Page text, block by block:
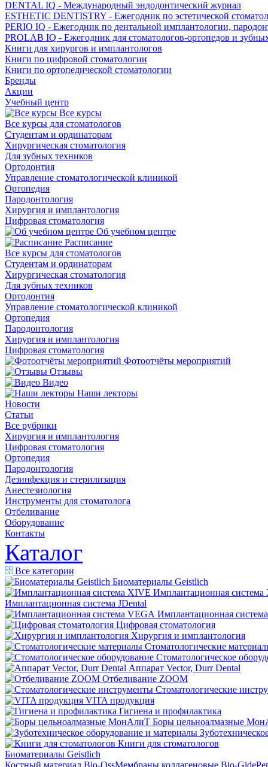
DENTAL IQ - Международный эндодонтический журнал
ESTHETIC DENTISTRY - Ежегодник по эстетической
PERIO IQ - Ежегодник по дентальной имплантологии,
PROLAB IQ - Ежегодник для стоматологов-ортопедов и
Книги для хирургов и имплантологов
Книги по цифровой стоматологии
Книги по ортопедической стоматологии
Бренды
Акции
Учебный центр
Все курсы
Все курсы для стоматологов
Студентам и ординаторам
Хирургическая стоматология
Для зубных техников
Ортодонтия
Управление стоматологической клиникой
Ортопедия
Пародонтология
Хирургия и имплантология
Цифровая стоматология
Об учебном центре
Расписание
Все курсы для стоматологов
Студентам и ординаторам
Хирургическая стоматология
Для зубных техников
Ортодонтия
Управление стоматологической клиникой
Ортопедия
Пародонтология
Хирургия и имплантология
Цифровая стоматология
Фотоотчёты мероприятий
Отзывы
Видео
Наши лекторы
Новости
Статьи
Все рубрики
Хирургия и имплантология
Цифровая стоматология
Ортопедия
Пародонтология
Дезинфекция и стерилизация
Анестезиология
Инструменты для стоматолога
Отбеливание
Оборудование
Контакты
Каталог
Все категории
Биоматериалы Geistlich
Имплантационная
Имплантационная система JDental
Имплантационная
Цифровая стоматология
Хирургия и имплантология
Стоматологические
Стоматологическое
Аппарат Vector, Durr Dental
Отбеливание ZOOM
Стоматологические
VITA продукция
Гигиена и профилактика
Боры цельноалмазные
Книги для стоматологов
Биоматериалы Geistlich